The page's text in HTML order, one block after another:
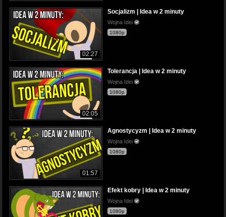
02:27
Socjalizm | Idea w 2 minuty
Wojna Idei
1080p
02:05
Tolerancja | Idea w 2 minuty
Wojna Idei
1080p
01:57
Agnostycyzm | Idea w 2 minuty
Wojna Idei
1080p
Efekt kobry | Idea w 2 minuty
Wojna Idei
1080p